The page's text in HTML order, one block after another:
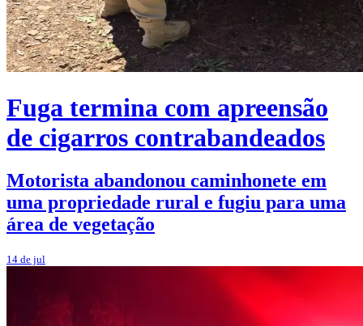
Fuga termina com apreensão
de cigarros contrabandeados
Motorista abandonou caminhonete em
uma propriedade rural e fugiu para uma
área de vegetação
14 de jul